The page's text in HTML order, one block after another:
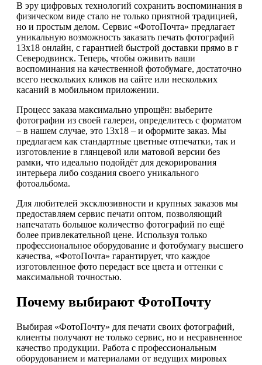
В эру цифровых технологий сохранить воспоминания в
физическом виде стало не только приятной традицией,
но и простым делом. Сервис «ФотоПочта» предлагает
уникальную возможность заказать печать фотографий
13х18 онлайн, с гарантией быстрой доставки прямо в г
Северодвинск. Теперь, чтобы оживить ваши
воспоминания на качественной фотобумаге, достаточно
всего нескольких кликов на сайте или нескольких
касаний в мобильном приложении.
Процесс заказа максимально упрощён: выберите
фотографии из своей галереи, определитесь с форматом
– в нашем случае, это 13х18 – и оформите заказ. Мы
предлагаем как стандартные цветные отпечатки, так и
изготовление в глянцевой или матовой версии без
рамки, что идеально подойдёт для декорирования
интерьера либо создания своего уникального
фотоальбома.
Для любителей эксклюзивности и крупных заказов мы
предоставляем сервис печати оптом, позволяющий
напечатать большое количество фотографий по ещё
более привлекательной цене. Используя только
профессиональное оборудование и фотобумагу высшего
качества, «ФотоПочта» гарантирует, что каждое
изготовленное фото передаст все цвета и оттенки с
максимальной точностью.
Почему выбирают ФотоПочту
Выбирая «ФотоПочту» для печати своих фотографий,
клиенты получают не только сервис, но и несравненное
качество продукции. Работа с профессиональным
оборудованием и материалами от ведущих мировых